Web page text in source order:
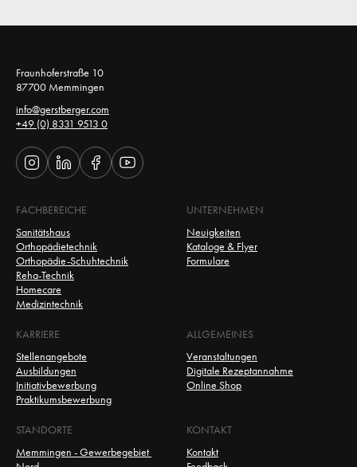
Fraunhoferstraße 10
87700 Memmingen
info@gerstberger.com
+49 (0) 8331 9513 0
FACHBEREICHE
Sanitätshaus
Orthopädietechnik
Orthopädie-Schuhtechnik
Reha-Technik
Homecare
Medizintechnik
UNTERNEHMEN
Neuigkeiten
Kataloge & Flyer
Formulare
KARRIERE
Stellenangebote
Ausbildungen
Initiativbewerbung
Praktikumsbewerbung
ALLGEMEINES
Veranstaltungen
Digitale Rezeptannahme
Online Shop
STANDORTE
Memmingen - Gewerbegebiet
KONTAKT
Kontakt